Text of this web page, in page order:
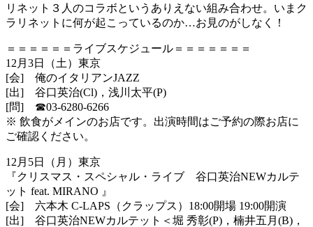
リネッ ト３人のコラボというありえない組み合わせ。いまク
ラリネットに何が起こっているのか…お見のがしなく！
＝＝＝＝＝＝ライブスケジュール＝＝＝＝＝＝＝
12月3日（土）東京
[会] 俺のイタリアンJAZZ
[出] 谷口英治(Cl)，浅川太平(P)
[問] ☎︎03-6280-6266
※ 飲食がメインのお店です。出演時間はご予約の際お店に
ご確認ください。
12月5日（月）東京
『クリスマス・スペシャル・ライブ 谷口英治NEWカルテ
ット feat. MIRANO 』
[会] 六本木 C-LAPS（クラップス）18:00開場 19:00開演
[出] 谷口英治NEWカルテット＜堀 秀彰(P)，楠井五月(B)，